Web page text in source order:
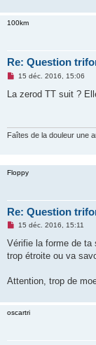
100km
Re: Question
M
s
n
u
15 déc. 2016, 15:06
La zerod TT suit ?
Faîtes de la douleur une
Floppy
Re: Question
M
s
a
n
u
15 déc. 2016, 15:11
Vérifie la forme de ta
trop étroite ou va
Attention, trop de
oscartri